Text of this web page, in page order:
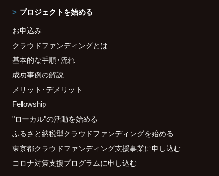
プロジェクトを始める
お申込み
クラウドファンディングとは
基本的な手順・流れ
成功事例の解説
メリット・デメリット
Fellowship
"ローカル"の活動を始める
ふるさと納税型クラウドファンディングを始める
東京都クラウドファンディング支援事業に申し込む
コロナ対策支援プログラムに申し込む